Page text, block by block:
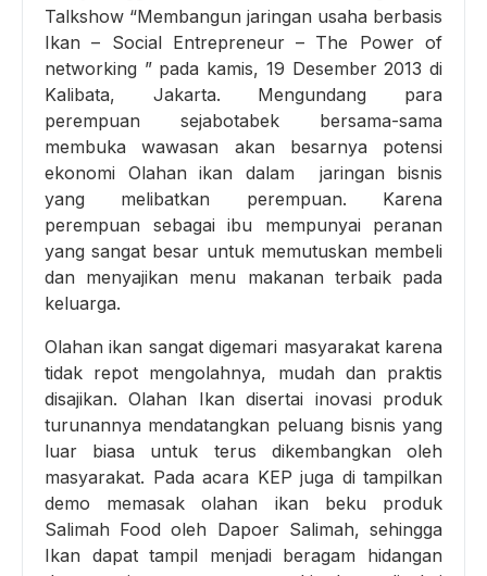
Talkshow “Membangun jaringan usaha berbasis
Ikan – Social Entrepreneur – The Power of
networking ” pada kamis, 19 Desember 2013 di
Kalibata, Jakarta. Mengundang para
perempuan sejabotabek bersama-sama
membuka wawasan akan besarnya potensi
ekonomi Olahan ikan dalam jaringan bisnis
yang melibatkan perempuan. Karena
perempuan sebagai ibu mempunyai peranan
yang sangat besar untuk memutuskan membeli
dan menyajikan menu makanan terbaik pada
keluarga.
Olahan ikan sangat digemari masyarakat karena
tidak repot mengolahnya, mudah dan praktis
disajikan. Olahan Ikan disertai inovasi produk
turunannya mendatangkan peluang bisnis yang
luar biasa untuk terus dikembangkan oleh
masyarakat. Pada acara KEP juga di tampilkan
demo memasak olahan ikan beku produk
Salimah Food oleh Dapoer Salimah, sehingga
Ikan dapat tampil menjadi beragam hidangan